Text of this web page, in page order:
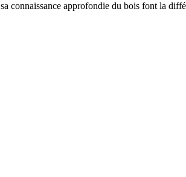
connaissance approfondie du bois font la